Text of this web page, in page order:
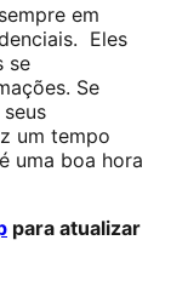
em
Eles
se
Se
um tempo
uma boa hora
para atualizar